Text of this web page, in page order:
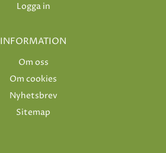
Logga in
INFORMATION
Om oss
Om cookies
Nyhetsbrev
Sitemap